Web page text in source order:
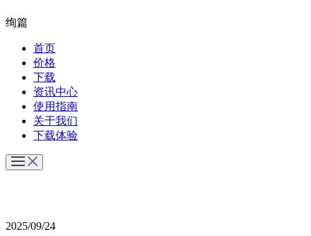
绚篇
首页
价格
下载
资讯中心
使用指南
关于我们
下载体验
2025/09/24